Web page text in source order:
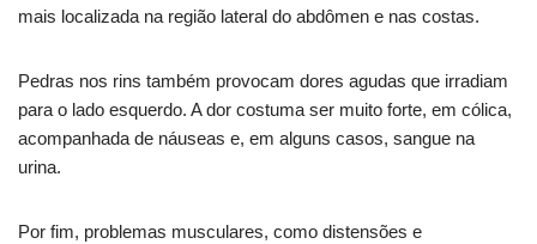
mais localizada na região lateral do abdômen e nas costas.
Pedras nos rins também provocam dores agudas que irradiam
para o lado esquerdo. A dor costuma ser muito forte, em cólica,
acompanhada de náuseas e, em alguns casos, sangue na
urina.
Por fim, problemas musculares, como distensões e